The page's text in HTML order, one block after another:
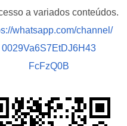
a variados conteúdos.
whatsapp.com/channel/
0029Va6S7EtDJ6H43
FcFzQ0B